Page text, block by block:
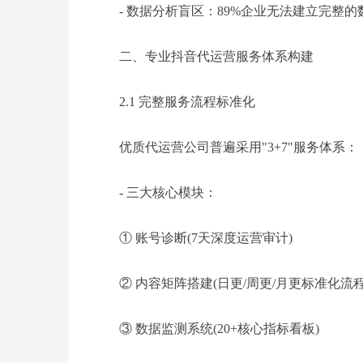
- 数据分析盲区：89%企业无法建立完整的
二、专业抖音代运营服务体系构建
2.1 完整服务流程标准化
优质代运营公司普遍采用"3+7"服务体系：
- 三大核心模块：
① 账号诊断(7天深度运营审计)
② 内容矩阵搭建(日更/周更/月更标准化流
③ 数据监测系统(20+核心指标看板)